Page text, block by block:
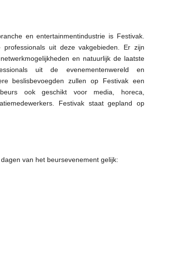
en entertainmentindustrie is Festivak.
uit deze vakgebieden. Er zijn
en natuurlijk de laatste
uit de evenementenwereld en
beslisbevoegden zullen op Festivak een
ook geschikt voor media, horeca,
Festivak staat gepland op
van het beursevenement gelijk: